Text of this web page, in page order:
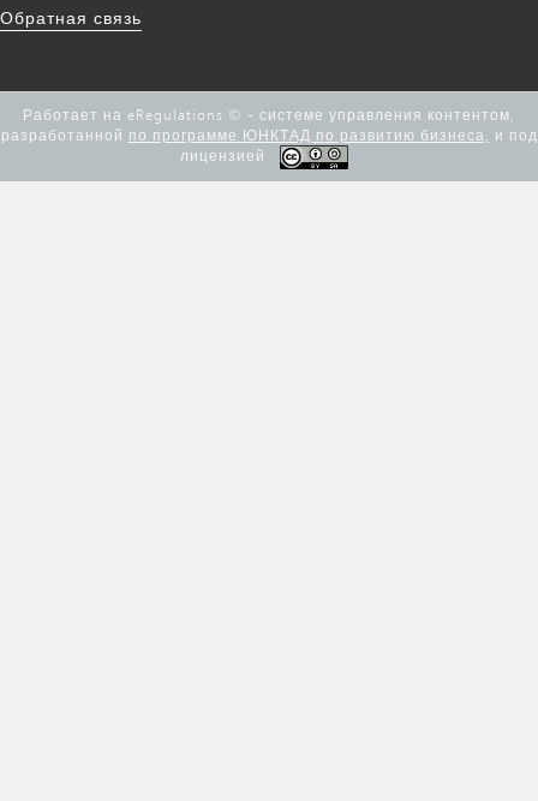
Обратная связь
Работает на eRegulations © - системе управления контентом,
разработанной по программе ЮНКТАД по развитию бизнеса,
и под
лицензией